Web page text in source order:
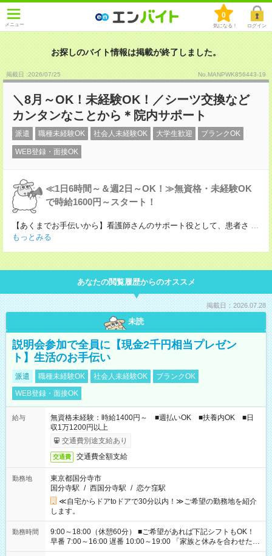
メニュー
0
気になる！ ログイン
お探しのバイト情報は掲載が終了しました。
掲載日 :2026/07/25 No.MANPWK856443-19
＼8月～OK！未経験OK！／シーツ交換など
カンタンなことから＊院内サポート
派遣 職種未経験OK 社会人未経験OK 大学生歓迎 ブランクOK
WEB登録・面接OK
≪1日6時間～＆週2日～OK！≫無資格・未経験OK
で時給1600円～スタート！
【あくまでお手伝いから】看護師さんのサポート役として、患者さ ...
もっとみる
あなたの閲覧履歴からのオススメ
掲載日：2026.07.28
未読
説明会参加で全員に【現金2千円相当プレゼン
ト】生活のお手伝い
派遣 職種未経験OK 社会人未経験OK
ブランクOK
WEB登録・面接OK
給与
無資格未経験：時給1400円～ ■週払いOK ■扶養内OK ■日
収1万1200円以上
交通費別途支給あり
交通費 交通費全額支給
勤務地
東京都国分寺市
国分寺駅 / 西国分寺駅 / 恋ケ窪駅
≪自宅からドアtoドアで30分以内！≫ご希望の勤務地を紹介
します。
勤務時間
9:00～18:00（休憩60分） ■ご希望があれば下記シフトもOK！
早番 7:00～16:00 遅番 10:00～19:00 「家族と休みを合わせた
い」 「余裕を持って夕飯の準備がしたい」 「できれば残業はし